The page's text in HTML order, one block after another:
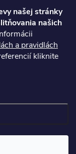
našej stránky
našich
a pravidlách
kliknite
vyhradené.